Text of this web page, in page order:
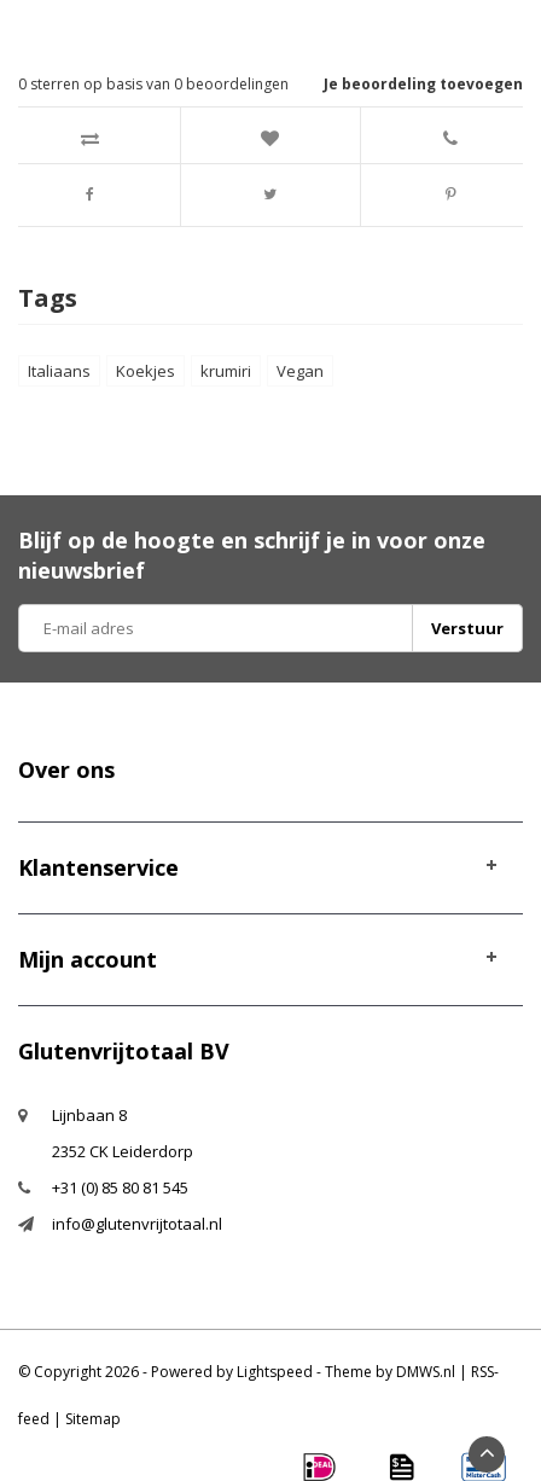
Je beoordeling toevoegen
0 sterren op basis van 0 beoordelingen
Tags
Italiaans Koekjes krumiri Vegan
Blijf op de hoogte en schrijf je in voor onze
nieuwsbrief
Verstuur
Over ons
Klantenservice
Mijn account
Glutenvrijtotaal BV
Lijnbaan 8
2352 CK Leiderdorp
+31 (0) 85 80 81 545
info@glutenvrijtotaal.nl
© Copyright 2026 - Powered byLightspeed - Theme byDMWS.nl | RSS-
feed | Sitemap